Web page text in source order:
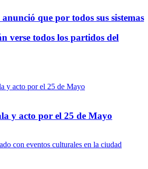
que por todos sus sistemas
verse todos los partidos del
y acto por el 25 de Mayo